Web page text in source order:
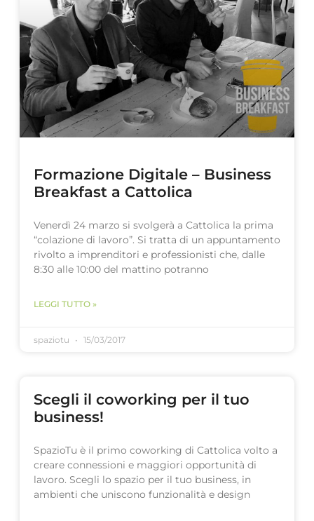
Formazione Digitale – Business
Breakfast a Cattolica
Venerdì 24 marzo si svolgerà a Cattolica la prima
“colazione di lavoro”. Si tratta di un appuntamento
rivolto a imprenditori e professionisti che, dalle
8:30 alle 10:00 del mattino potranno
LEGGI TUTTO »
spaziotu 15/03/2017
Scegli il coworking per il tuo
business!
SpazioTu è il primo coworking di Cattolica volto a
creare connessioni e maggiori opportunità di
lavoro. Scegli lo spazio per il tuo business, in
ambienti che uniscono funzionalità e design